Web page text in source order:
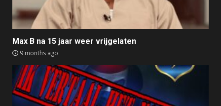
Max B na 15 jaar weer vrijgelaten
9 months ago